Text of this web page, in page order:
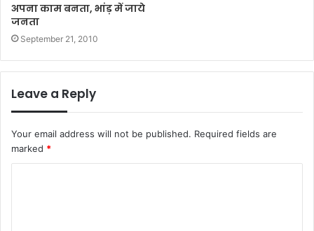
अपना काम बनता, भांड़ में जाये
जनता
September 21, 2010
Leave a Reply
Your email address will not be published. Required fields are
marked *